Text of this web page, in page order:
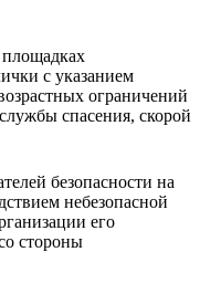
с указанием
ограничений
спасения, скорой
безопасности на
небезопасной
его
стороны